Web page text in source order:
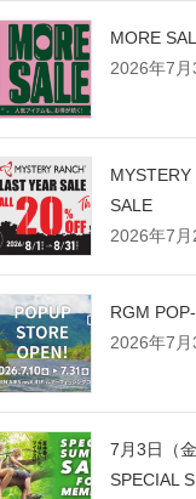
MORE
2026年7月
SALE
2026年7月
RGM
2026年7月
7月3日（
SPECIAL